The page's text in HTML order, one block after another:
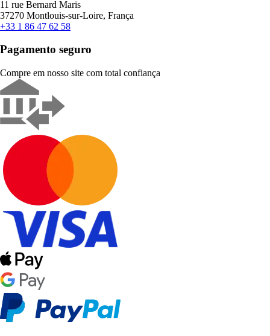
11 rue Bernard Maris
37270 Montlouis-sur-Loire, França
+33 1 86 47 62 58
Pagamento seguro
Compre em nosso site com total confiança